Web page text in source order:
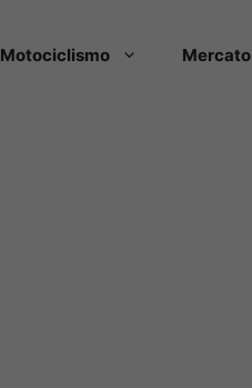
Motociclismo Mercato